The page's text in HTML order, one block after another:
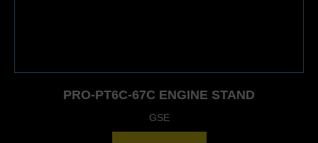
PRO-PT6C-67C ENGINE STAND
GSE